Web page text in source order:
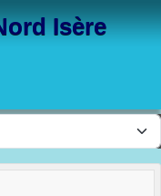
Isère